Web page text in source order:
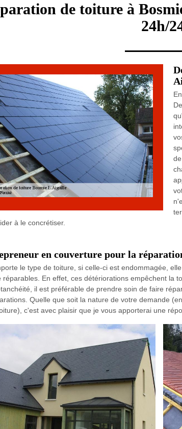
de toiture à
24h/
à le concrétiser.
en couverture pour la
le type de toiture, si celle-ci est endommagée,
réparables. En effet, ces détériorations empêchent la
il est préférable de prendre soin de faire
Quelle que soit la nature de votre demande
c'est avec plaisir que je vous apporterai une